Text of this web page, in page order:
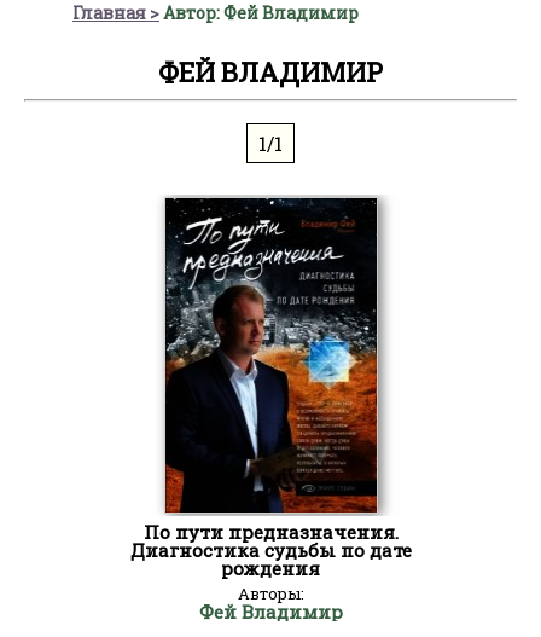
Главная Автор: Фей Владимир
ФЕЙ ВЛАДИМИР
1/1
По пути предназначения.
Диагностика судьбы по дате
рождения
Авторы:
Фей Владимир